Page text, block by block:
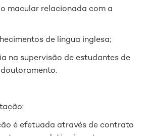
macular relacionada com a
de língua inglesa;
na supervisão de estudantes de
é efetuada através de contrato